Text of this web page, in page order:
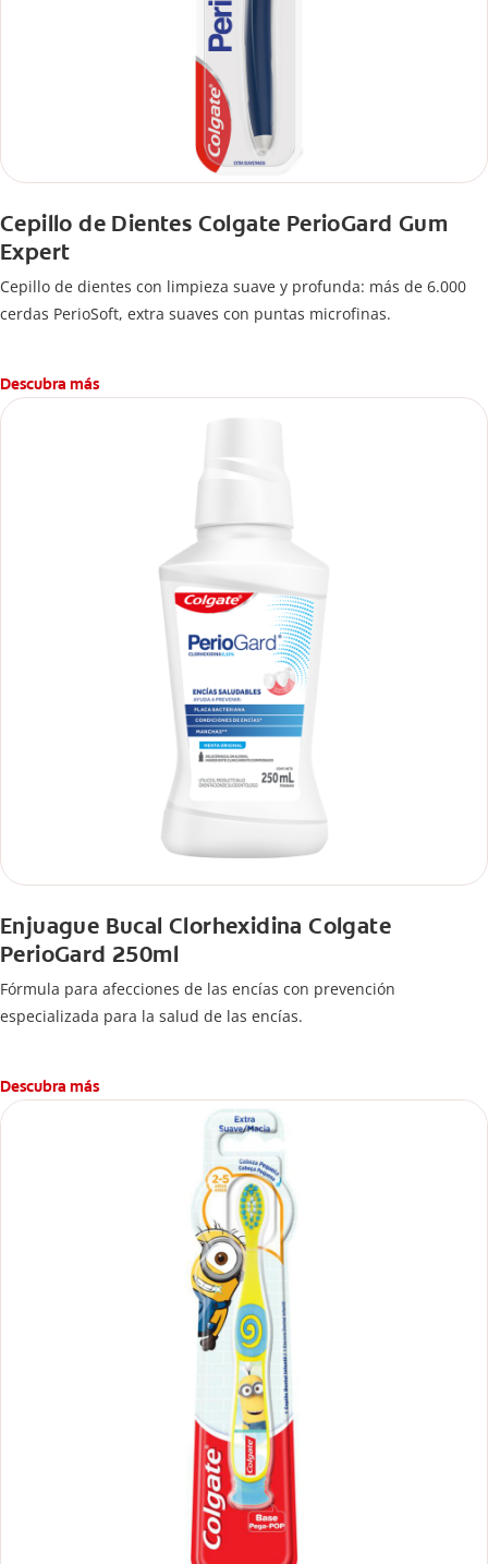
Cepillo de Dientes Colgate PerioGard Gum
Expert
Cepillo de dientes con limpieza suave y profunda: más de 6.000
cerdas PerioSoft, extra suaves con puntas microfinas.
Descubra más
Enjuague Bucal Clorhexidina Colgate
PerioGard 250ml
Fórmula para afecciones de las encías con prevención
especializada para la salud de las encías.
Descubra más